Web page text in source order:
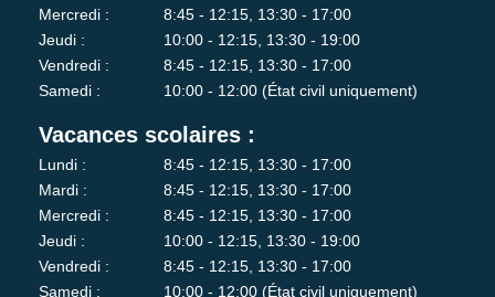
Mercredi :
8:45 - 12:15, 13:30 - 17:00
Jeudi :
10:00 - 12:15, 13:30 - 19:00
Vendredi :
8:45 - 12:15, 13:30 - 17:00
Samedi :
10:00 - 12:00 (État civil uniquement)
Vacances scolaires :
Lundi :
8:45 - 12:15, 13:30 - 17:00
Mardi :
8:45 - 12:15, 13:30 - 17:00
Mercredi :
8:45 - 12:15, 13:30 - 17:00
Jeudi :
10:00 - 12:15, 13:30 - 19:00
Vendredi :
8:45 - 12:15, 13:30 - 17:00
Samedi :
10:00 - 12:00 (État civil uniquement)